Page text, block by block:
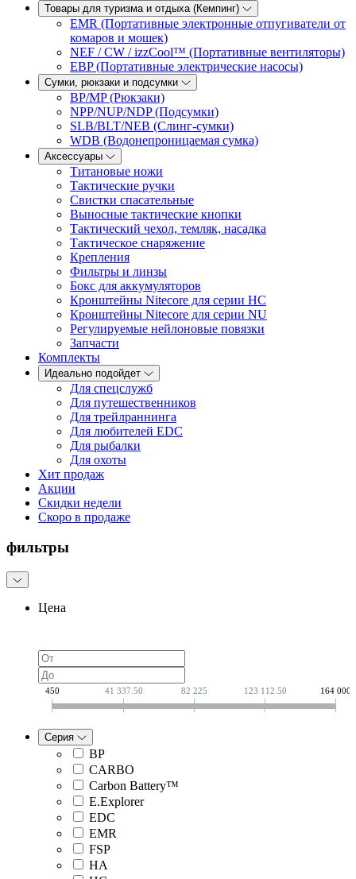
Товары для туризма и отдыха (Кемпинг)
EMR (Портативные электронные отпугиватели от
комаров и мошек)
NEF / CW / izzCool™ (Портативные вентиляторы)
EBP (Портативные электрические насосы)
Сумки, рюкзаки и подсумки
BP/MP (Рюкзаки)
NPP/NUP/NDP (Подсумки)
SLB/BLT/NEB (Слинг-сумки)
WDB (Водонепроницаемая сумка)
Аксессуары
Титановые ножи
Тактические ручки
Свистки спасательные
Выносные тактические кнопки
Тактический чехол, темляк, насадка
Тактическое снаряжение
Крепления
Фильтры и линзы
Бокс для аккумуляторов
Кронштейны Nitecore для серии HС
Кронштейны Nitecore для серии NU
Регулируемые нейлоновые повязки
Запчасти
Комплекты
Идеально подойдет
Для спецслужб
Для путешественников
Для трейлраннинга
Для любителей EDC
Для рыбалки
Для охоты
Хит продаж
Акции
Скидки недели
Скоро в продаже
фильтры
Цена
450 41 337.50 82 225 123 112.50 164 000
Серия
BP
CARBO
Carbon Battery™
E.Explorer
EDC
EMR
FSP
HA